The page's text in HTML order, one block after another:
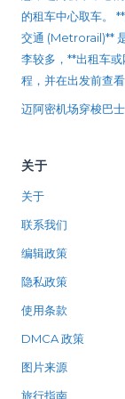
的租车中心取车。
交通 (Metrorail)**
李较多，**出租车
程，并在出发前查
迈阿密机场穿梭巴士
关于
关于
联系我们
编辑政策
隐私政策
使用条款
DMCA 政策
图片来源
旅行指南